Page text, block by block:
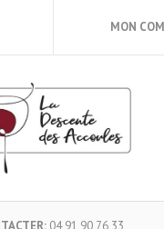
MON
04 91 90 76 33